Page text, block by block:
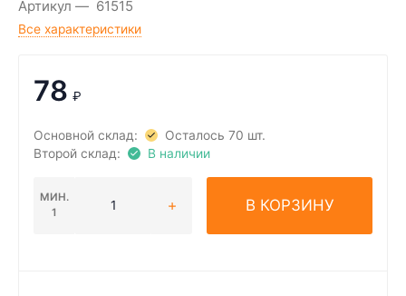
Артикул
61515
Все характеристики
78 ₽
Основной склад:
Осталось 70 шт.
Второй склад:
В наличии
МИН.
1
В КОРЗИНУ